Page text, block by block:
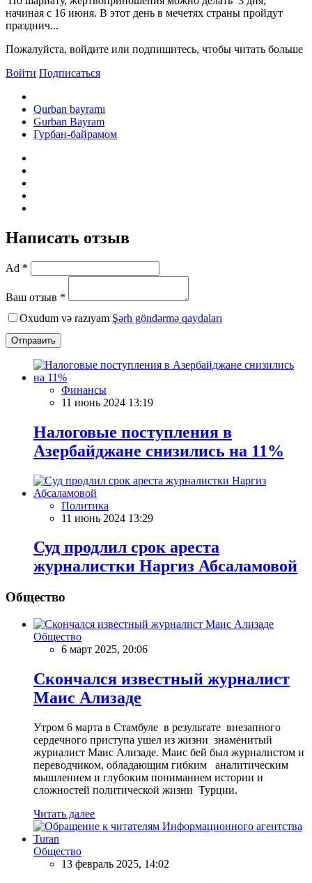
начиная с 16 июня. В этот день в мечетях страны пройдут
празднич...
Пожалуйста, войдите или подпишитесь, чтобы читать больше
Войти Подписаться
Qurban bayramı
Gurban Bayram
Гурбан-байрамом
Написать отзыв
Ad *
Ваш отзыв *
Oxudum və razıyam Şərh göndərmə qaydaları
Отправить
Финансы
11 июнь 2024 13:19
Налоговые поступления в
Азербайджане снизились на 11%
Политика
11 июнь 2024 13:29
Суд продлил срок ареста
журналистки Наргиз Абсаламовой
Общество
Общество
6 март 2025, 20:06
Скончался известный журналист
Маис Ализаде
Утром 6 марта в Стамбуле в результате внезапного
сердечного приступа ушел из жизни знаменитый
журналист Маис Ализаде. Маис бей был журналистом и
переводчиком, обладающим гибким аналитическим
мышлением и глубоким пониманием истории и
сложностей политической жизни Турции.
Читать далее
Общество
13 февраль 2025, 14:02